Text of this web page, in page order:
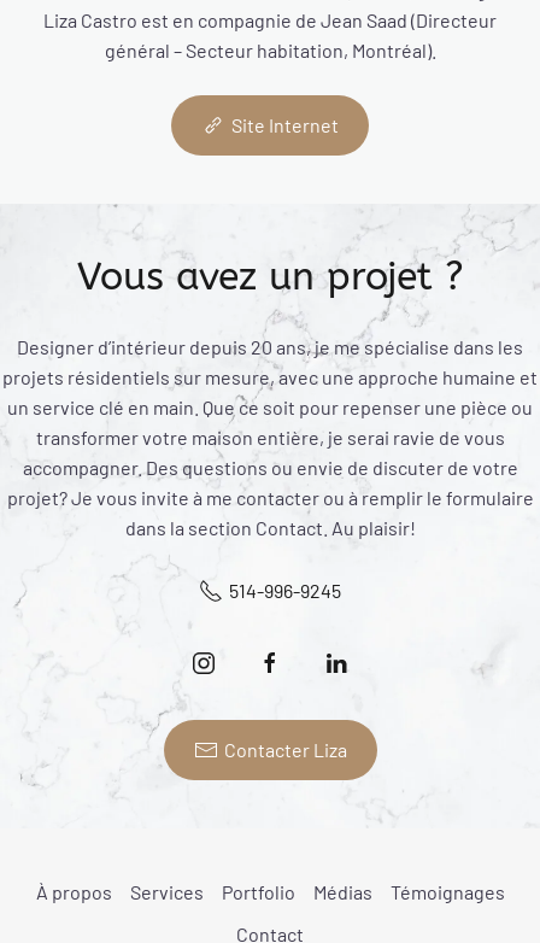
Liza Castro est en compagnie de Jean Saad (Directeur
général – Secteur habitation, Montréal).
Site Internet
Vous avez un projet ?
Designer d’intérieur depuis 20 ans, je me spécialise dans les
projets résidentiels sur mesure, avec une approche humaine et
un service clé en main. Que ce soit pour repenser une pièce ou
transformer votre maison entière, je serai ravie de vous
accompagner. Des questions ou envie de discuter de votre
projet? Je vous invite à me contacter ou à remplir le formulaire
dans la section Contact. Au plaisir!
514-996-9245
Contacter Liza
À propos Services Portfolio Médias
Témoignages
Contact